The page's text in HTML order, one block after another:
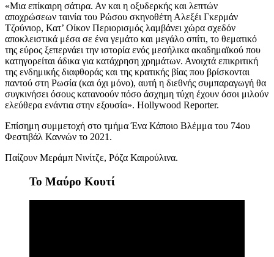
«Μια επίκαιρη σάτιρα. Αν και η οξυδερκής και λεπτών
αποχρώσεων ταινία του Ρώσου σκηνοθέτη Αλεξέι Γκερμάν
Τζούνιορ, Κατ’ Οίκον Περιορισμός λαμβάνει χώρα σχεδόν
αποκλειστικά μέσα σε ένα γεμάτο και μεγάλο σπίτι, το θεματικό
της εύρος ξεπερνάει την ιστορία ενός μεσήλικα ακαδημαϊκού που
κατηγορείται άδικα για κατάχρηση χρημάτων. Ανοιχτά επικριτική
της ενδημικής διαφθοράς και της κρατικής βίας που βρίσκονται
παντού στη Ρωσία (και όχι μόνο), αυτή η διεθνής συμπαραγωγή θα
συγκινήσει όσους κατανοούν πόσο άσχημη τύχη έχουν όσοι μιλούν
ελεύθερα ενάντια στην εξουσία». Hollywood Reporter.
Επίσημη συμμετοχή στο τμήμαΈνα Κάποιο Βλέμμα του 74ου
Φεστιβάλ Καννών το 2021.
Παίζουν Μεράμπ Νινίτζε, Ρόζα Καιρούλινα.
Το Μαύρο Κουτί